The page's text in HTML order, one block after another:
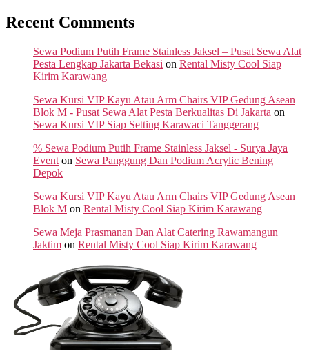
Recent Comments
Sewa Podium Putih Frame Stainless Jaksel – Pusat Sewa Alat
Pesta Lengkap Jakarta Bekasi on Rental Misty Cool Siap
Kirim Karawang
Sewa Kursi VIP Kayu Atau Arm Chairs VIP Gedung Asean
Blok M - Pusat Sewa Alat Pesta Berkualitas Di Jakarta on
Sewa Kursi VIP Siap Setting Karawaci Tanggerang
% Sewa Podium Putih Frame Stainless Jaksel - Surya Jaya
Event on Sewa Panggung Dan Podium Acrylic Bening
Depok
Sewa Kursi VIP Kayu Atau Arm Chairs VIP Gedung Asean
Blok M on Rental Misty Cool Siap Kirim Karawang
Sewa Meja Prasmanan Dan Alat Catering Rawamangun
Jaktim on Rental Misty Cool Siap Kirim Karawang